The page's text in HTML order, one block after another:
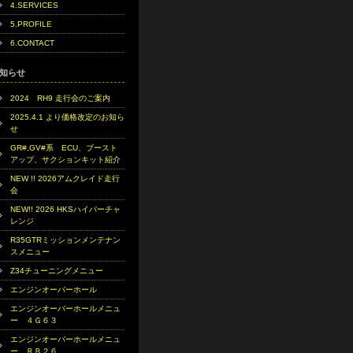
4.SERVICES
5.PROFILE
6.CONTACT
らせ
2024 RH9 走行会のご案内
2025.4.1 より価格改定のお知ら
せ
GR#,GV#系 ECU、ブースト
アップ、サクションキット紹介
NEW !! 2026アムクレイド走行
会
NEW!! 2026 HKSハイパーチャ
レンジ
R35GTRミッションメンテナン
スメニュー
Z34チューニングメニュー
エンジンオーバーホール
エンジンオーバーホールメニュ
ー ４Ｇ６３
エンジンオーバーホールメニュ
ー ＲＢ２６